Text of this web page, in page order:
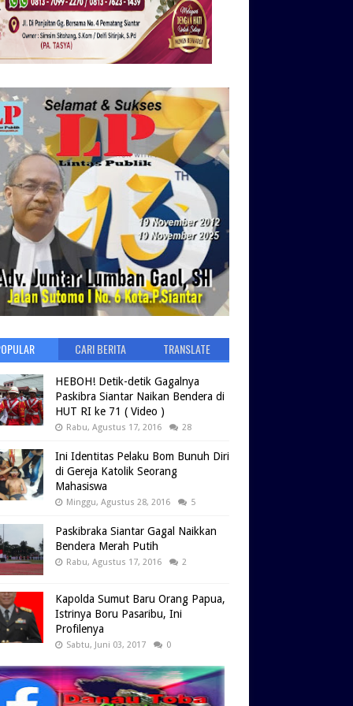
CARI BERITA TRANSLATE
HEBOH! Detik-detik Gagalnya
Paskibra Siantar Naikan Bendera di
HUT RI ke 71 ( Video )
Rabu, Agustus 17, 2016 28
Ini Identitas Pelaku Bom Bunuh Diri
di Gereja Katolik Seorang
Mahasiswa
Minggu, Agustus 28, 2016 5
Paskibraka Siantar Gagal Naikkan
Bendera Merah Putih
Rabu, Agustus 17, 2016 2
Kapolda Sumut Baru Orang Papua,
Istrinya Boru Pasaribu, Ini
Profilenya
Sabtu, Juni 03, 2017 0